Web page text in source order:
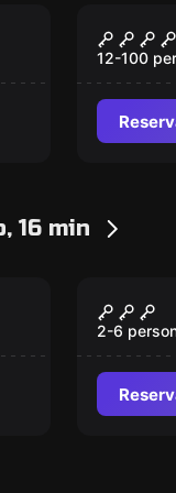
Nuevo
Titanic
12-100
16 min
Nuevo
La
2-6